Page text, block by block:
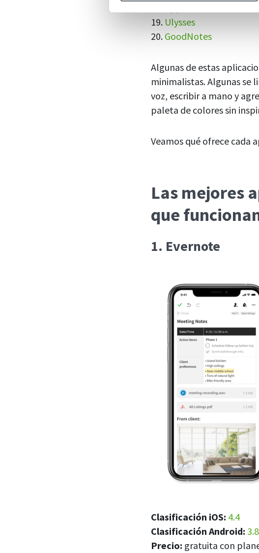
19. Ulysses
20. GoodNotes
Algunas de estas
minimalistas. Algunas
voz, escribir a mano y
paleta de colores sin
Veamos qué ofrece cada
Las mejores
que
1. Evernote
Clasificación iOS: 4.4
Clasificación Android: 3.8
Precio: gratuita con